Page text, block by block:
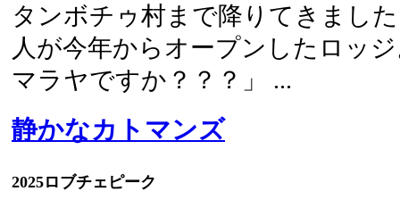
タンボチゥ村まで降りてきまし
人が今年からオープンしたロッ
マラヤですか？？？」 ...
静かなカトマンズ
2025ロブチェピーク